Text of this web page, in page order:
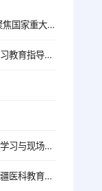
习近平给天津大学全体师生回信强调 聚焦国家重大战略需求提高人才培养质量 更好服务经济社会发展
天津大学召开树立和践行正确政绩观学习教育指导督导工作推进会
第三期青骨班、第二期青干班开展专题学习与现场教学活动
【学习教育】医学院教师白艳茹：在边疆医科教育一线践行育人初心